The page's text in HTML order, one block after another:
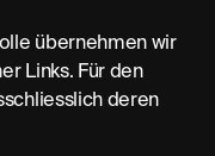
übernehmen wir
Links. Für den
deren